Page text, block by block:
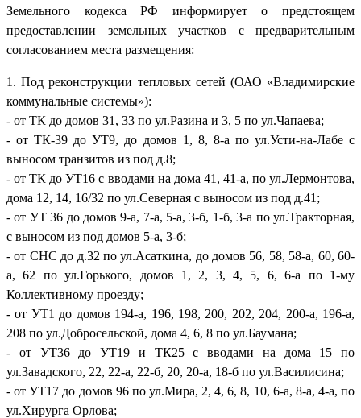
Земельного кодекса РФ информирует о предстоящем
предоставлении земельных участков с предварительным
согласованием места размещения:
1. Под реконструкции тепловых сетей (ОАО «Владимирские
коммунальные системы»):
- от ТК до домов 31, 33 по ул.Разина и 3, 5 по ул.Чапаева;
- от ТК-39 до УТ9, до домов 1, 8, 8-а по ул.Усти-на-Лабе с
выносом транзитов из под д.8;
- от ТК до УТ16 с вводами на дома 41, 41-а, по ул.Лермонтова,
дома 12, 14, 16/32 по ул.Северная с выносом из под д.41;
- от УТ 36 до домов 9-а, 7-а, 5-а, 3-б, 1-б, 3-а по ул.Тракторная,
с выносом из под домов 5-а, 3-б;
- от СНС до д.32 по ул.Асаткина, до домов 56, 58, 58-а, 60, 60-
а, 62 по ул.Горького, домов 1, 2, 3, 4, 5, 6, 6-а по 1-му
Коллективному проезду;
- от УТ1 до домов 194-а, 196, 198, 200, 202, 204, 200-а, 196-а,
208 по ул.Добросельской, дома 4, 6, 8 по ул.Баумана;
- от УТ36 до УТ19 и ТК25 с вводами на дома 15 по
ул.Завадского, 22, 22-а, 22-б, 20, 20-а, 18-б по ул.Василисина;
- от УТ17 до домов 96 по ул.Мира, 2, 4, 6, 8, 10, 6-а, 8-а, 4-а, по
ул.Хирурга Орлова;